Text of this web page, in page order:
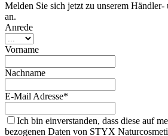
Melden Sie sich jetzt zu unserem
an.
Anrede
Vorname
Nachname
E-Mail Adresse*
Ich bin einverstanden, dass diese auf
bezogenen Daten von STYX